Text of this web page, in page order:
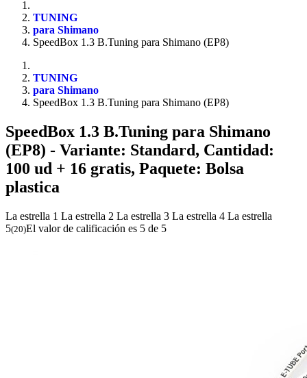
TUNING
para Shimano
SpeedBox 1.3 B.Tuning para Shimano (EP8)
TUNING
para Shimano
SpeedBox 1.3 B.Tuning para Shimano (EP8)
SpeedBox 1.3 B.Tuning para Shimano
(EP8) - Variante: Standard, Cantidad:
100 ud + 16 gratis, Paquete: Bolsa
plastica
La estrella 1 La estrella 2 La estrella 3 La estrella 4 La estrella
5(20)El valor de calificación es 5 de 5